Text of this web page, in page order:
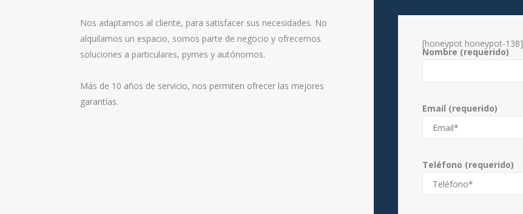
Nos adaptamos al cliente, para satisfacer sus necesidades. No
alquilamos un espacio, somos parte de negocio y ofrecemos
soluciones a particulares, pymes y autónomos.
Más de 10 años de servicio, nos permiten ofrecer las mejores
garantías.
[honeypot honeypot-138]
Nombre (requerido)
Email (requerido)
Teléfono (requerido)